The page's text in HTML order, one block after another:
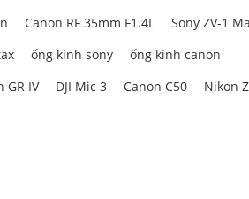
Canon RF 35mm F1.4L
Sony ZV-1
ống kính sony
ống kính canon
GR IV DJI Mic 3 Canon C50
Nikon